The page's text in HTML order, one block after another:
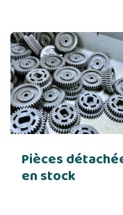
Pièces
en stock